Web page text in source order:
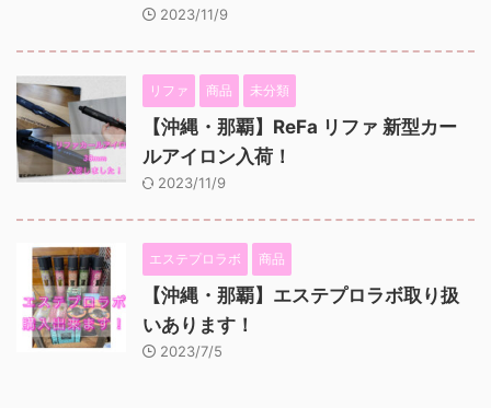
2023/11/9
リファ 商品 未分類
【沖縄・那覇】ReFa リファ 新型カー
ルアイロン入荷！
2023/11/9
エステプロラボ 商品
【沖縄・那覇】エステプロラボ取り扱
いあります！
2023/7/5